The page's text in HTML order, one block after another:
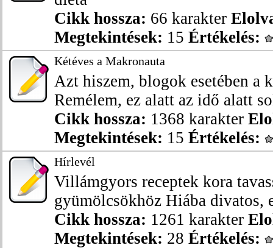
Cikk hossza: 66 karakter
Megtekintések: 15 Értékelés:
Kétéves a Makronauta
Azt hiszem, blogok esetében a
Remélem, ez alatt az idő alatt
Cikk hossza: 1368 karakter
Megtekintések: 15 Értékelés:
Hírlevél
Villámgyors receptek kora
gyümölcsökhöz Hiába divatos,
Cikk hossza: 1261 karakter
Megtekintések: 28 Értékelés: